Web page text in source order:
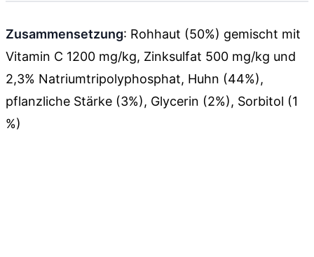
Zusammensetzung: Rohhaut (50%) gemischt mit
Vitamin C 1200 mg/kg, Zinksulfat 500 mg/kg und
2,3% Natriumtripolyphosphat, Huhn (44%),
pflanzliche Stärke (3%), Glycerin (2%), Sorbitol (1
%)